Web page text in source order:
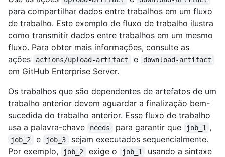
para compartilhar dados entre trabalhos em um fluxo
de trabalho. Este exemplo de fluxo de trabalho ilustra
como transmitir dados entre trabalhos em um mesmo
fluxo. Para obter mais informações, consulte as
ações
actions/upload-artifact e download-artifact
em GitHub Enterprise Server.
Os trabalhos que são dependentes de artefatos de um
trabalho anterior devem aguardar a finalização bem-
sucedida do trabalho anterior. Esse fluxo de trabalho
usa a palavra-chave
needs para garantir que job_1 ,
job_2 e job_3
sejam executados sequencialmente.
Por exemplo,
job_2 exige o job_1 usando a sintaxe